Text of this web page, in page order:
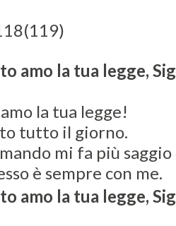
amo la tua legge,
la tua legge!
tutto il giorno.
mi fa più
è sempre con me.
amo la tua legge,